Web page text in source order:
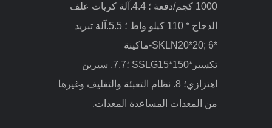
وات، آلة تبريد الكريات*SKLH20*20، آلة
تفتيت ماكينة*SSLG15*150، ماكينة
غربلة، ماكينة تعبئة أوتوماتيكية، غلاية
تعمل بالفحم*0.7 ميجا باسكال, إلخ.
إرسال استفسار